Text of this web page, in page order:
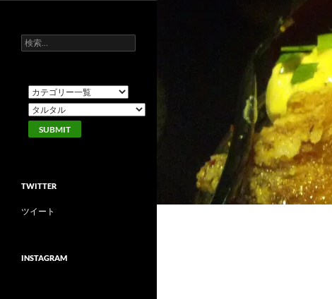
検
索:
TWITTER
ツイート
INSTAGRAM